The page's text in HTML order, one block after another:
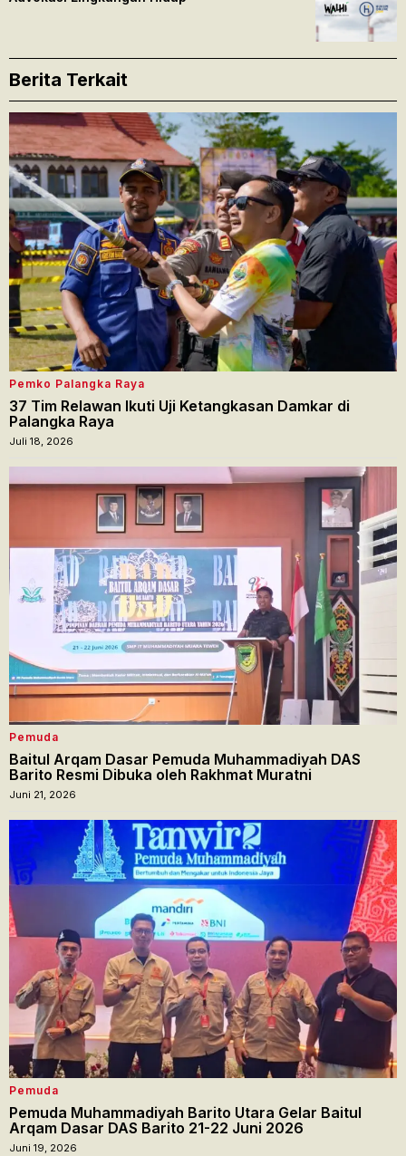
Berita Terkait
Pemko Palangka Raya
37 Tim Relawan Ikuti Uji Ketangkasan Damkar di
Palangka Raya
Juli 18, 2026
Pemuda
Baitul Arqam Dasar Pemuda Muhammadiyah DAS
Barito Resmi Dibuka oleh Rakhmat Muratni
Juni 21, 2026
Pemuda
Pemuda Muhammadiyah Barito Utara Gelar Baitul
Arqam Dasar DAS Barito 21-22 Juni 2026
Juni 19, 2026